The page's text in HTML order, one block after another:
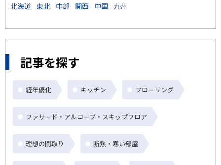
北海道 東北 中部 関西 中国 九州
記事を探す
経年優化 キッチン フローリング
ファサード・アルコーブ・スキップフロア
理想の間取り 断熱・寒い部屋